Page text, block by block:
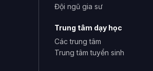
Đội ngũ gia sư
Trung tâm dạy học
Các trung tâm
Trung tâm tuyển sinh